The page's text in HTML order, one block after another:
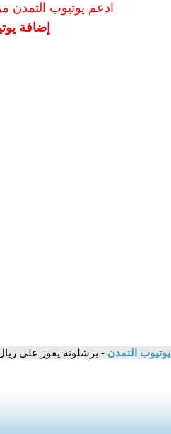
ادعم يوتيوب التمدن
إضافة
يوتيوب التمدن - برشلونة يفوز على ريال مدريد 2-0 ويحتفظ بلقب